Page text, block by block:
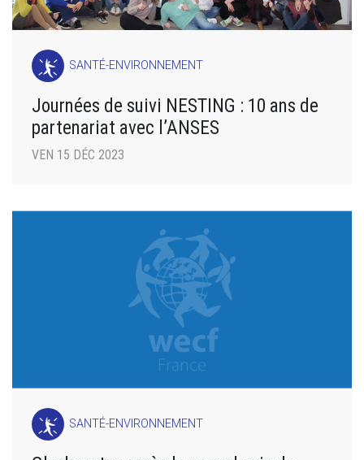
SANTÉ-ENVIRONNEMENT
Journées de suivi NESTING : 10 ans de
partenariat avec l’ANSES
VEN 15 DÉC 2023
SANTÉ-ENVIRONNEMENT